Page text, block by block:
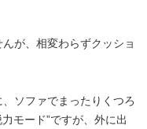
が、相変わらずクッショ
ソファでまったりくつろ
モード”ですが、外に出